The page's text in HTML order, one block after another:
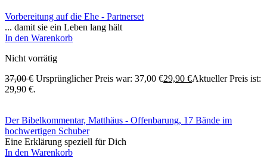
Vorbereitung auf die Ehe - Partnerset
... damit sie ein Leben lang hält
In den Warenkorb
Nicht vorrätig
37,00€ Ursprünglicher Preis war: 37,00 €29,90 €Aktueller Preis ist:
29,90 €.
Der Bibelkommentar, Matthäus - Offenbarung, 17 Bände im
hochwertigen Schuber
Eine Erklärung speziell für Dich
In den Warenkorb